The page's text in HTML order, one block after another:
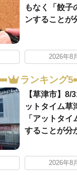
もなく「餃子
ンすることが
2026年8
ランキング5
【草津市】8/
ットタイム草
「アットタ
することが分
2026年8